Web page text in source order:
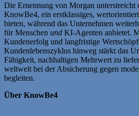
Die Ernennung von Morgan unterstreicht
KnowBe4, ein erstklassiges,
bieten, während das Unternehmen
für Menschen und KI-Agenten anbietet.
Kundenerfolg und langfristige
Kundenlebenszyklus hinweg stärkt das
Fähigkeit, nachhaltigen Mehrwert zu
weltweit bei der Absicherung gegen
begleiten.
Über KnowBe4